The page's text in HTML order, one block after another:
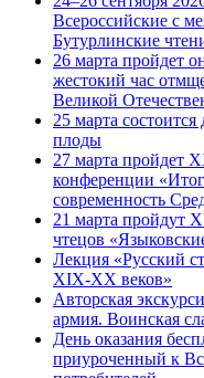
Всероссийские с
Бутурлинские
26 марта пройдет
жестокий час
Великой
25 марта
плоды
27 марта пройдет
конференции
современность
21 марта пройдут
чтецов
Лекция «Русский
XIX-XX веков»
Авторская
армия. Воинская
День оказания
приуроченный к